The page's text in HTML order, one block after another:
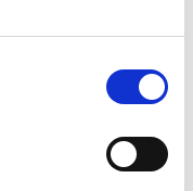
som følge af alvorlige
har været på et sikkert